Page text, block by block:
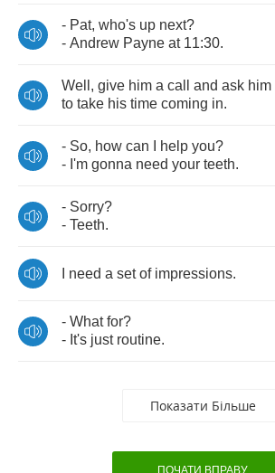
- Pat, who's up next?
- Andrew Payne at11:30.
Well , give him a call and ask him
to take his time coming in.
- So, how can help you?
- I'm gonna need your teeth.
- Sorry?
- Teeth.
need a set of impressions.
- What for?
- It's just routine.
Показати Більше
ПОЧАТИ ВПРАВУ